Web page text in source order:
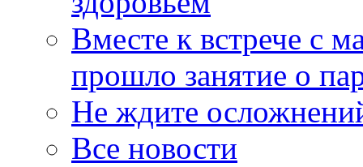
Вместе к встрече с
прошло занятие о
Не ждите
Все новости